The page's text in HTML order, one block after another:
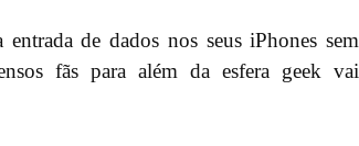
de dados nos seus iPhones sem
fãs para além da esfera geek vai